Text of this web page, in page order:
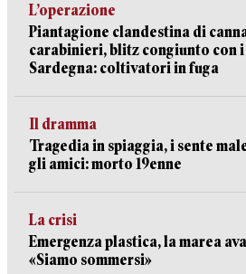
L’operazione
Piantagione clandestina di
carabinieri, blitz congiunto con
Sardegna: coltivatori in fuga
Il dramma
Tragedia in spiaggia, i sente
gli amici: morto 19enne
La crisi
Emergenza plastica, la marea
«Siamo sommersi»